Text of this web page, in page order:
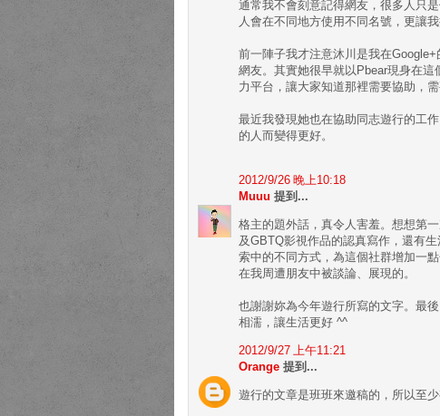
通常我不會刻意記得網友，很多人只
人會在不同地方使用不同名號，更讓我
前一陣子我才注意沐川是我在
網友。其實她很早就以Pbear現身在
力平台，讓大家知道那裡需要協助，
最近我發現她也在協助同志遊行的工
的人而變得更好。
2012/9/26 晚上10:18
Muuu 提到...
格主的題外話，真令人害羞。想想第
及GBTQ影視作品的認真寫作，還有
索中的不同方式，為這個社群增加一
在我周遭朋友中被談論、展現的。
也謝謝妳為今年遊行所寫的文字。最
相濡，讓生活更好 ^^
2012/9/27 上午11:21
Orange 提到...
遊行的文章是班班來邀稿的，所以至